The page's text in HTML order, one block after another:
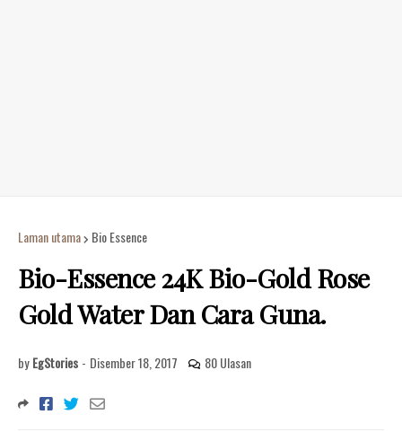
Laman utama Bio Essence
Bio-Essence 24K Bio-Gold Rose
Gold Water Dan Cara Guna.
by EgStories - Disember 18, 2017 80 Ulasan